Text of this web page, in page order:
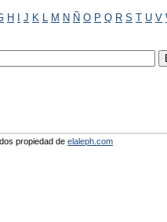
H I J K L M N Ñ O P Q R S T U V
propiedad de elaleph.com